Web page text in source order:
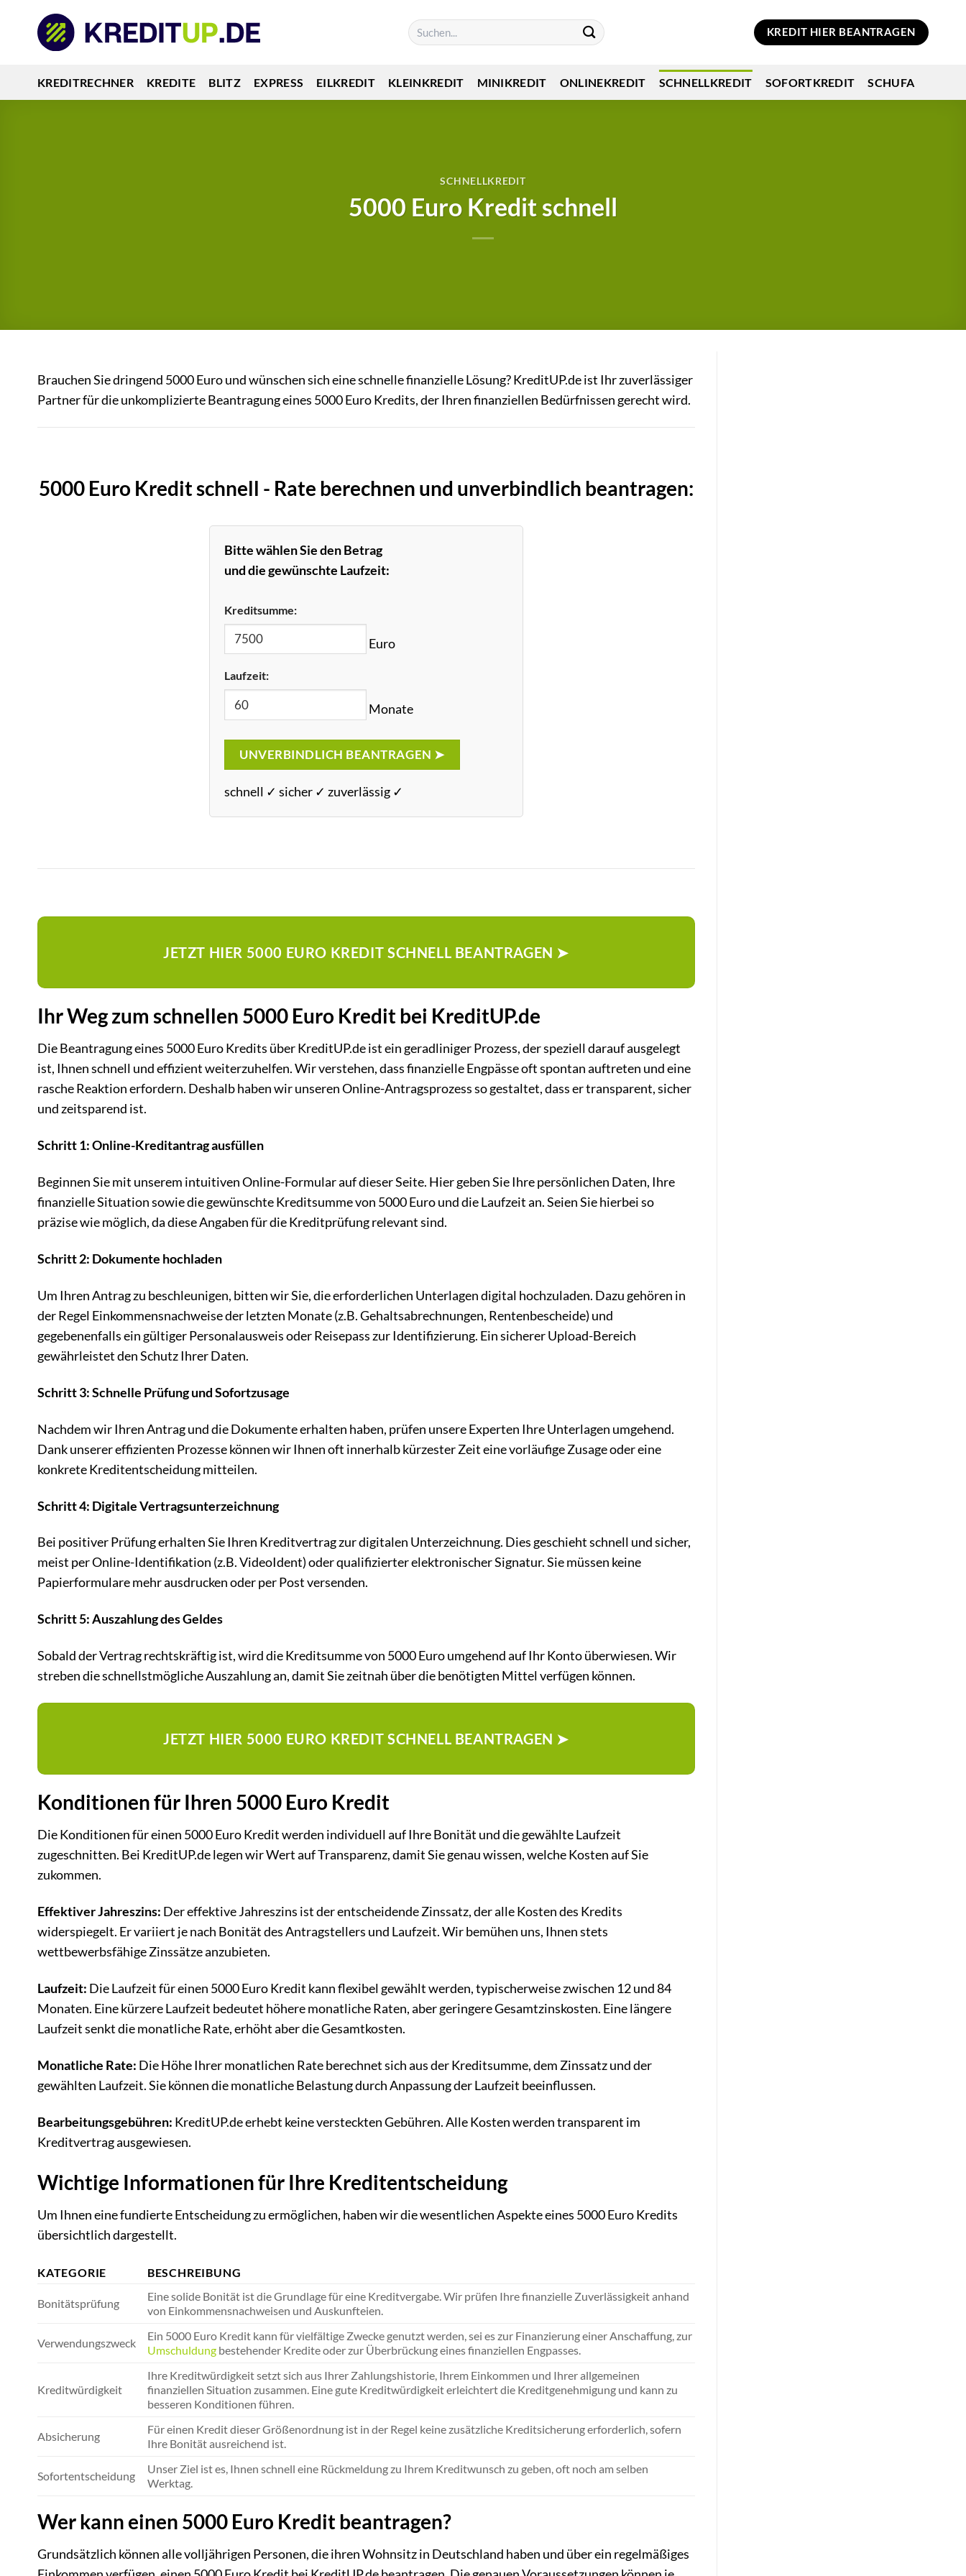
springen
KREDIT HIER BEANTRAGEN
KREDITRECHNER KREDITE BLITZ EXPRESS EILKREDIT KLEINKREDIT MINIKREDIT ONLINEKREDIT SCHNELLKREDIT SOFORTKREDIT SCHUFA
SCHNELLKREDIT
5000 Euro Kredit schnell
Brauchen Sie dringend 5000 Euro und wünschen sich eine schnelle finanzielle Lösung? KreditUP.de ist Ihr zuverlässiger
Partner für die unkomplizierte Beantragung eines 5000 Euro Kredits, der Ihren finanziellen Bedürfnissen gerecht wird.
5000 Euro Kredit schnell - Rate berechnen und unverbindlich beantragen:
Bitte wählen Sie den Betrag
und die gewünschte Laufzeit:
Kreditsumme:
Euro
Laufzeit:
Monate
UNVERBINDLICH BEANTRAGEN ➤
schnell ✓ sicher ✓ zuverlässig ✓
JETZT HIER 5000 EURO KREDIT SCHNELL BEANTRAGEN ➤
Ihr Weg zum schnellen 5000 Euro Kredit bei KreditUP.de
Die Beantragung eines 5000 Euro Kredits über KreditUP.de ist ein geradliniger Prozess, der speziell darauf ausgelegt
ist, Ihnen schnell und effizient weiterzuhelfen. Wir verstehen, dass finanzielle Engpässe oft spontan auftreten und eine
rasche Reaktion erfordern. Deshalb haben wir unseren Online-Antragsprozess so gestaltet, dass er transparent, sicher
und zeitsparend ist.
Schritt 1: Online-Kreditantrag ausfüllen
Beginnen Sie mit unserem intuitiven Online-Formular auf dieser Seite. Hier geben Sie Ihre persönlichen Daten, Ihre
finanzielle Situation sowie die gewünschte Kreditsumme von 5000 Euro und die Laufzeit an. Seien Sie hierbei so
präzise wie möglich, da diese Angaben für die Kreditprüfung relevant sind.
Schritt 2: Dokumente hochladen
Um Ihren Antrag zu beschleunigen, bitten wir Sie, die erforderlichen Unterlagen digital hochzuladen. Dazu gehören in
der Regel Einkommensnachweise der letzten Monate (z.B. Gehaltsabrechnungen, Rentenbescheide) und
gegebenenfalls ein gültiger Personalausweis oder Reisepass zur Identifizierung. Ein sicherer Upload-Bereich
gewährleistet den Schutz Ihrer Daten.
Schritt 3: Schnelle Prüfung und Sofortzusage
Nachdem wir Ihren Antrag und die Dokumente erhalten haben, prüfen unsere Experten Ihre Unterlagen umgehend.
Dank unserer effizienten Prozesse können wir Ihnen oft innerhalb kürzester Zeit eine vorläufige Zusage oder eine
konkrete Kreditentscheidung mitteilen.
Schritt 4: Digitale Vertragsunterzeichnung
Bei positiver Prüfung erhalten Sie Ihren Kreditvertrag zur digitalen Unterzeichnung. Dies geschieht schnell und sicher,
meist per Online-Identifikation (z.B. VideoIdent) oder qualifizierter elektronischer Signatur. Sie müssen keine
Papierformulare mehr ausdrucken oder per Post versenden.
Schritt 5: Auszahlung des Geldes
Sobald der Vertrag rechtskräftig ist, wird die Kreditsumme von 5000 Euro umgehend auf Ihr Konto überwiesen. Wir
streben die schnellstmögliche Auszahlung an, damit Sie zeitnah über die benötigten Mittel verfügen können.
JETZT HIER 5000 EURO KREDIT SCHNELL BEANTRAGEN ➤
Konditionen für Ihren 5000 Euro Kredit
Die Konditionen für einen 5000 Euro Kredit werden individuell auf Ihre Bonität und die gewählte Laufzeit
zugeschnitten. Bei KreditUP.de legen wir Wert auf Transparenz, damit Sie genau wissen, welche Kosten auf Sie
zukommen.
Effektiver Jahreszins: Der effektive Jahreszins ist der entscheidende Zinssatz, der alle Kosten des Kredits
widerspiegelt. Er variiert je nach Bonität des Antragstellers und Laufzeit. Wir bemühen uns, Ihnen stets
wettbewerbsfähige Zinssätze anzubieten.
Laufzeit: Die Laufzeit für einen 5000 Euro Kredit kann flexibel gewählt werden, typischerweise zwischen 12 und 84
Monaten. Eine kürzere Laufzeit bedeutet höhere monatliche Raten, aber geringere Gesamtzinskosten. Eine längere
Laufzeit senkt die monatliche Rate, erhöht aber die Gesamtkosten.
Monatliche Rate: Die Höhe Ihrer monatlichen Rate berechnet sich aus der Kreditsumme, dem Zinssatz und der
gewählten Laufzeit. Sie können die monatliche Belastung durch Anpassung der Laufzeit beeinflussen.
Bearbeitungsgebühren: KreditUP.de erhebt keine versteckten Gebühren. Alle Kosten werden transparent im
Kreditvertrag ausgewiesen.
Wichtige Informationen für Ihre Kreditentscheidung
Um Ihnen eine fundierte Entscheidung zu ermöglichen, haben wir die wesentlichen Aspekte eines 5000 Euro Kredits
übersichtlich dargestellt.
KATEGORIE BESCHREIBUNG
Bonitätsprüfung
Eine solide Bonität ist die Grundlage für eine Kreditvergabe. Wir prüfen Ihre finanzielle Zuverlässigkeit anhand
von Einkommensnachweisen und Auskunfteien.
Verwendungszweck
Ein 5000 Euro Kredit kann für vielfältige Zwecke genutzt werden, sei es zur Finanzierung einer Anschaffung, zur
Umschuldungbestehender Kredite oder zur Überbrückung eines finanziellen Engpasses.
Kreditwürdigkeit
Ihre Kreditwürdigkeit setzt sich aus Ihrer Zahlungshistorie, Ihrem Einkommen und Ihrer allgemeinen
finanziellen Situation zusammen. Eine gute Kreditwürdigkeit erleichtert die Kreditgenehmigung und kann zu
besseren Konditionen führen.
Absicherung
Für einen Kredit dieser Größenordnung ist in der Regel keine zusätzliche Kreditsicherung erforderlich, sofern
Ihre Bonität ausreichend ist.
Sofortentscheidung
Unser Ziel ist es, Ihnen schnell eine Rückmeldung zu Ihrem Kreditwunsch zu geben, oft noch am selben
Werktag.
Wer kann einen 5000 Euro Kredit beantragen?
Grundsätzlich können alle volljährigen Personen, die ihren Wohnsitz in Deutschland haben und über ein regelmäßiges